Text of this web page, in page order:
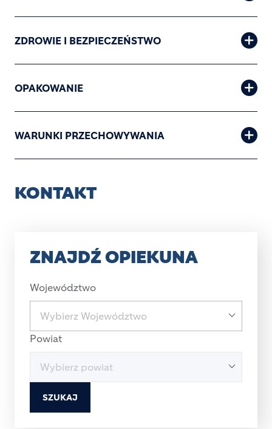
ZDROWIE I BEZPIECZEŃSTWO
OPAKOWANIE
WARUNKI PRZECHOWYWANIA
KONTAKT
ZNAJDŹ OPIEKUNA
Województwo
Powiat
SZUKAJ